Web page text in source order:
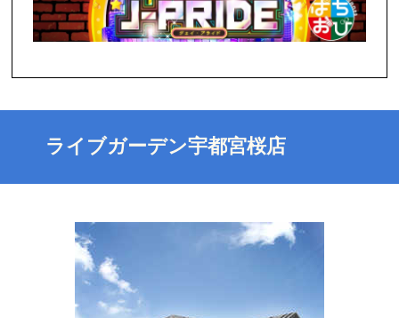
ライブガーデン宇都宮桜店